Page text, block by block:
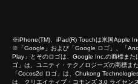
※iPhone(TM)、iPad(R) Touchは米国Apple
※「Google」および「Google ロゴ」、「
Play」とそのロゴは、Google Inc.の商標また
ゴ」は、ユニティ・テクノロジーズの商標ま
「Cocos2d ロゴ」は、Chukong
は、クリエイティブ・コモンズ 3.0 ライセン